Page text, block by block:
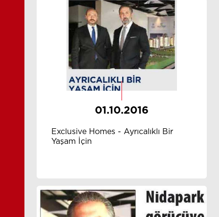
01.10.2016
Exclusive Homes - Ayrıcalıklı Bir
Yaşam İçin